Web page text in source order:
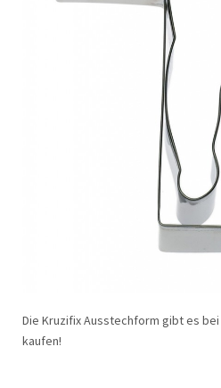
Die Kruzifix Ausstechform gibt es bei
kaufen!